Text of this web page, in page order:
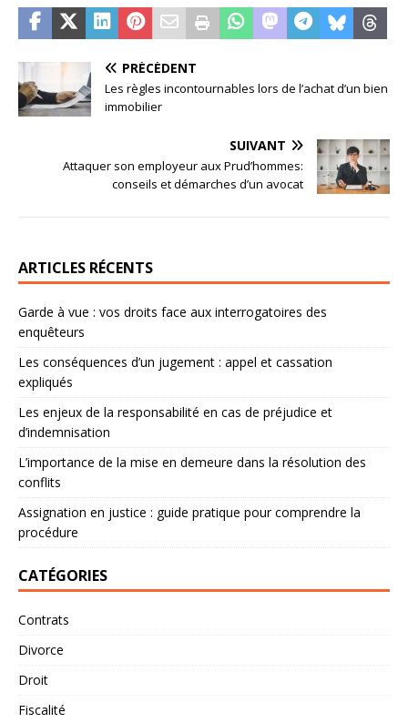
PRÉCÉDENT
Les règles incontournables lors de l’achat d’un bien
immobilier
SUIVANT
Attaquer son employeur aux Prud’hommes:
conseils et démarches d’un avocat
ARTICLES RÉCENTS
Garde à vue : vos droits face aux interrogatoires des
enquêteurs
Les conséquences d’un jugement : appel et cassation
expliqués
Les enjeux de la responsabilité en cas de préjudice et
d’indemnisation
L’importance de la mise en demeure dans la résolution des
conflits
Assignation en justice : guide pratique pour comprendre la
procédure
CATÉGORIES
Contrats
Divorce
Droit
Fiscalité